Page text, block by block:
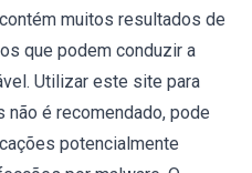
muitos resultados de
que podem conduzir a
Utilizar este site para
é recomendado, pode
potencialmente